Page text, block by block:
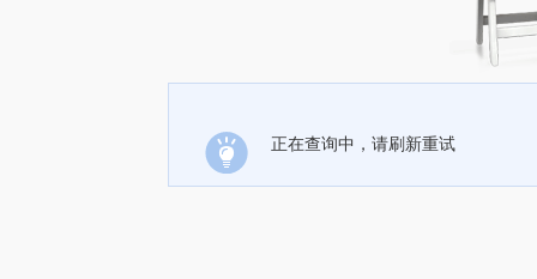
正在查询中，请刷新重试